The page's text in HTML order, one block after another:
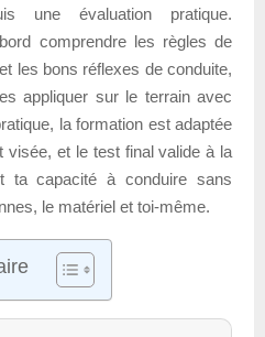
une évaluation pratique.
comprendre les règles de
les bons réflexes de conduite,
appliquer sur le terrain avec
la formation est adaptée
visée, et le test final valide à la
ta capacité à conduire sans
le matériel et toi-même.